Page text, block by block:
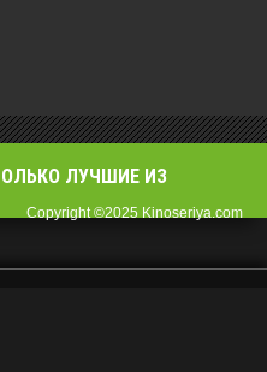
ЛУЧШИЕ ИЗ
Copyright ©2025 Kinoseriya.com